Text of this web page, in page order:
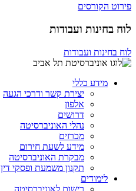
פירוט הקורסים
לוח בחינות ועבודות
לוח בחינות ועבודות
מידע כללי
יצירת קשר ודרכי הגעה
אלפון
דרושים
נהלי האוניברסיטה
מכרזים
מידע לשעת חירום
מבקרת האוניברסיטה
תקנון משמעת ופסקי דין
לימודים
רישום לאוניברסיטה